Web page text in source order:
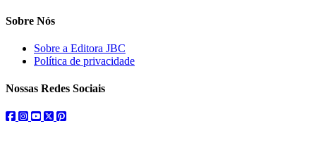
Sobre Nós
Sobre a Editora JBC
Política de privacidade
Nossas Redes Sociais
facebook
instagram
youtube
twitterpinterest